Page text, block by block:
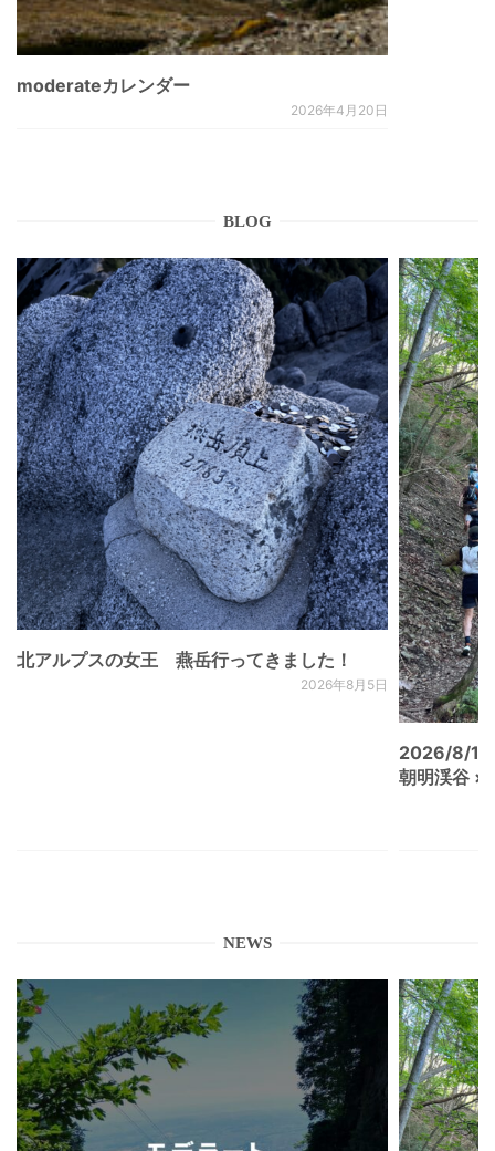
moderateカレンダー
2026年4月20日
BLOG
北アルプスの女王 燕岳行ってきました！
2026年8月5日
2026/8/
朝明渓谷 ×
NEWS